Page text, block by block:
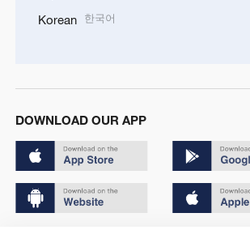
Korean 한국어
DOWNLOAD OUR APP